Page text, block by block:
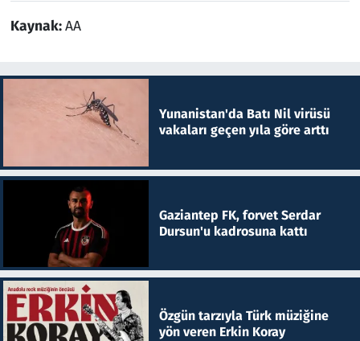
Kaynak:AA
Yunanistan'da Batı Nil virüsü
vakaları geçen yıla göre arttı
Gaziantep FK, forvet Serdar
Dursun'u kadrosuna kattı
Özgün tarzıyla Türk müziğine
yön veren Erkin Koray